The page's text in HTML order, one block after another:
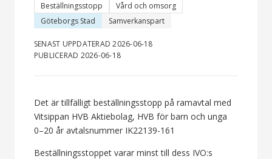
Beställningsstopp
Vård och omsorg
Göteborgs Stad
Samverkanspart
SENAST UPPDATERAD 2026-06-18
PUBLICERAD 2026-06-18
Det är tillfälligt beställningsstopp på ramavtal med
Vitsippan HVB Aktiebolag, HVB för barn och unga
0–20 år avtalsnummer IK22139-161
Beställningsstoppet varar minst till dess IVO:s